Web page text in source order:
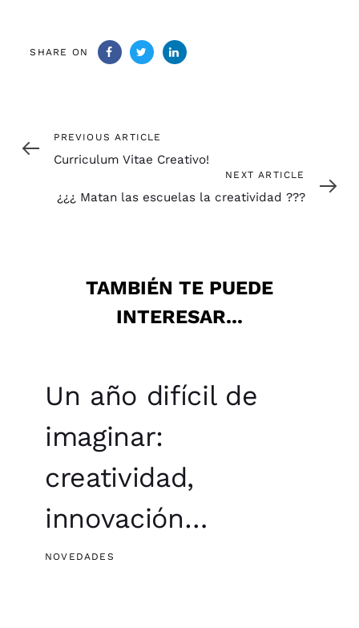
SHARE ON
Previous
Article
PREVIOUS ARTICLE
Curriculum Vitae Creativo!
NEXT ARTICLE
¿¿¿ Matan las escuelas la creatividad ???
TAMBIÉN TE PUEDE
INTERESAR...
Un año difícil de
imaginar:
creatividad,
innovación…
NOVEDADES